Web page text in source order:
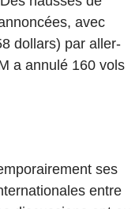
avec
dollars) par aller-
a annulé 160 vols
ses
entre